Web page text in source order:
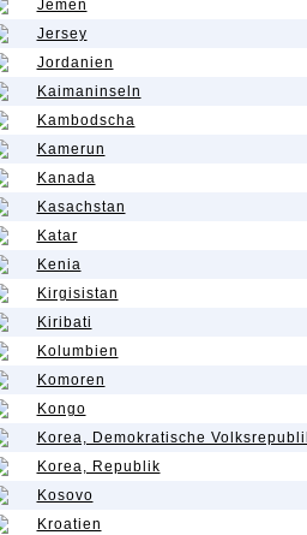
Jemen
Jersey
Jordanien
Kaimaninseln
Kambodscha
Kamerun
Kanada
Kasachstan
Katar
Kenia
Kirgisistan
Kiribati
Kolumbien
Komoren
Kongo
Korea, Demokratische
Korea, Republik
Kosovo
Kroatien